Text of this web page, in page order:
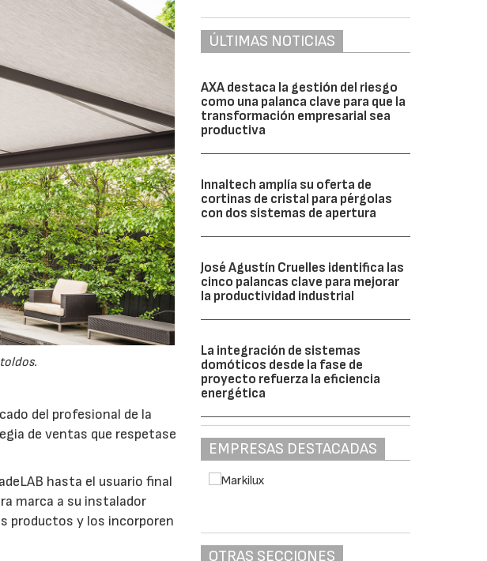
del profesional de la
de ventas que respetase
hasta el usuario final
marca a su instalador
productos y los incorporen
ÚLTIMAS NOTICIAS
AXA destaca la gestión del riesgo
como una palanca clave para que la
transformación empresarial sea
productiva
Innaltech amplía su oferta de
cortinas de cristal para pérgolas
con dos sistemas de apertura
José Agustín Cruelles identifica las
cinco palancas clave para mejorar
la productividad industrial
La integración de sistemas
domóticos desde la fase de
proyecto refuerza la eficiencia
energética
EMPRESAS DESTACADAS
OTRAS SECCIONES